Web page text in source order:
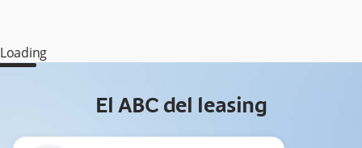
Loading
El ABC del leasing